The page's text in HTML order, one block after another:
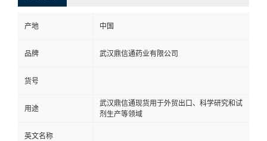
产地 中国
品牌 武汉鼎信通药业有限公司
货号
用途
武汉鼎信通现货用于外贸出口、科学研究和试
剂生产等领域
英文名称